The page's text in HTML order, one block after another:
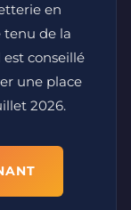
en
tenu de la
conseillé
une place
2026.